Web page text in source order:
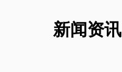
新闻资讯